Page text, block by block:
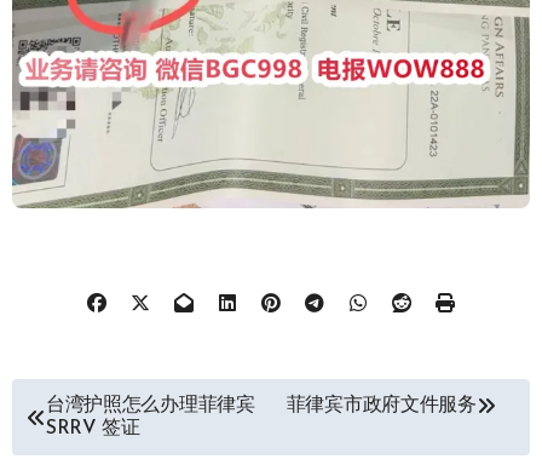
台湾护照怎么办理菲律宾
SRRV 签证
菲律宾市政府文件服务